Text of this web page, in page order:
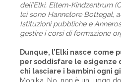
dell’Elki, Eltern-Kindzentrum
lei sono Hannelore Bottegal,
Istituzioni pubbliche e
gestire i corsi di formazione
Dunque, l’Elki nasce come
per soddisfare le esigenze
chi lasciare i bambini ogni
Monika. No, non è un luogo